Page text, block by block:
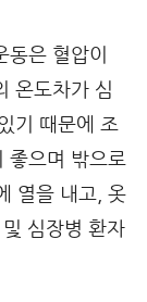
은 혈압이
온도차가 심
기 때문에 조
좋으며 밖으로
열을 내고, 옷
심장병 환자